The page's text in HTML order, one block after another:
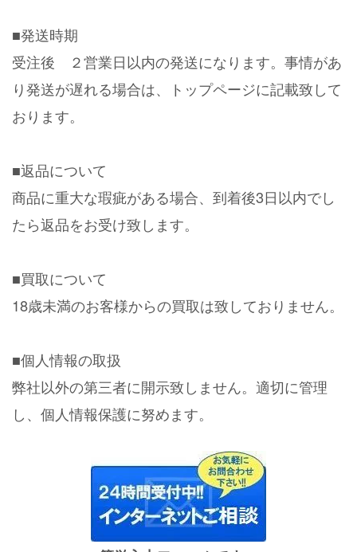
■発送時期
受注後 ２営業日以内の発送になります。事情があ
り発送が遅れる場合は、トップページに記載致して
おります。
■返品について
商品に重大な瑕疵がある場合、到着後3日以内でし
たら返品をお受け致します。
■買取について
18歳未満のお客様からの買取は致しておりません。
■個人情報の取扱
弊社以外の第三者に開示致しません。適切に管理
し、個人情報保護に努めます。